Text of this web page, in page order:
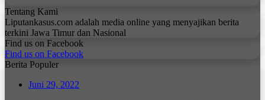
Tentang Kami
Liputankasus.com adalah media online yang menyajikan berita
terkini Jawa Timur dan Nasional
Find us on Facebook
Find us on Facebook
Berita Populer
Juni 29, 2022